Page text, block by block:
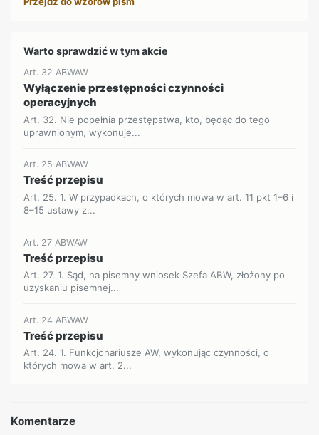
Warto sprawdzić w tym akcie
Art. 32 ABWAW
Wyłączenie przestępności czynności
operacyjnych
Art. 32. Nie popełnia przestępstwa, kto, będąc do tego
uprawnionym, wykonuje...
Art. 25 ABWAW
Treść przepisu
Art. 25. 1. W przypadkach, o których mowa w art. 11 pkt 1–6 i
8–15 ustawy z...
Art. 27 ABWAW
Treść przepisu
Art. 27. 1. Sąd, na pisemny wniosek Szefa ABW, złożony po
uzyskaniu pisemnej...
Art. 24 ABWAW
Treść przepisu
Art. 24. 1. Funkcjonariusze AW, wykonując czynności, o
których mowa w art. 2...
Komentarze